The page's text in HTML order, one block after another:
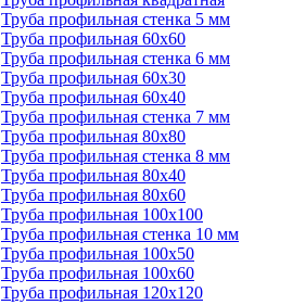
Труба профильная стенка 5 мм
Труба профильная 60х60
Труба профильная стенка 6 мм
Труба профильная 60х30
Труба профильная 60х40
Труба профильная стенка 7 мм
Труба профильная 80х80
Труба профильная стенка 8 мм
Труба профильная 80х40
Труба профильная 80х60
Труба профильная 100х100
Труба профильная стенка 10 мм
Труба профильная 100х50
Труба профильная 100х60
Труба профильная 120х120